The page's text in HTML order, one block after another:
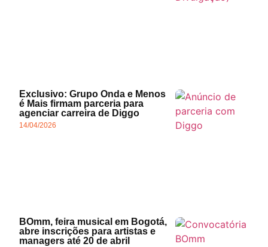
Exclusivo: Grupo Onda e Menos
é Mais firmam parceria para
agenciar carreira de Diggo
14/04/2026
BOmm, feira musical em Bogotá,
abre inscrições para artistas e
managers até 20 de abril